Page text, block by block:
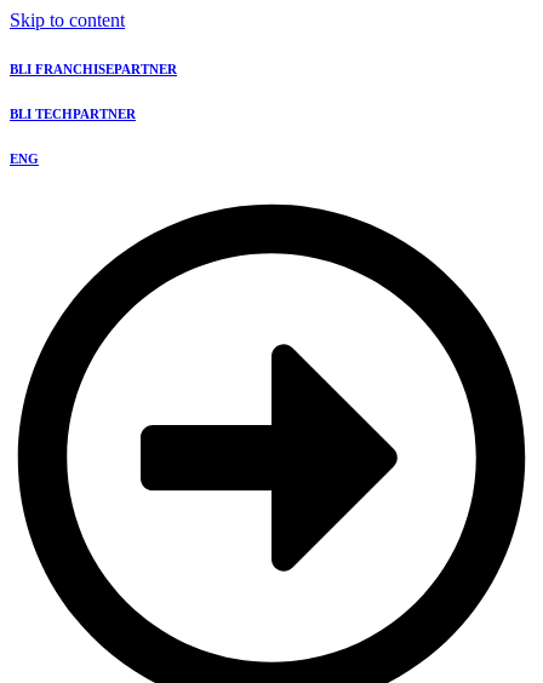
Skip to content
BLI FRANCHISEPARTNER
BLI TECHPARTNER
ENG